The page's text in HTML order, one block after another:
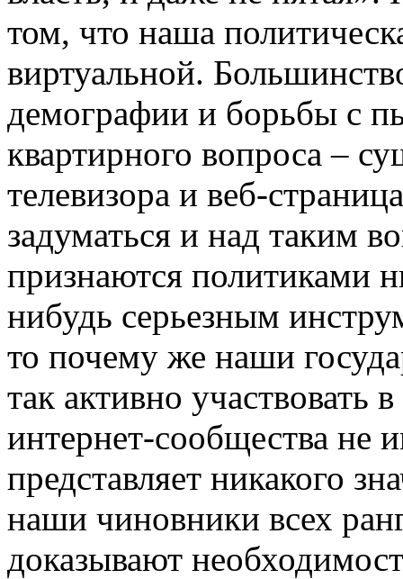
том, что наша
виртуальной.
демографии и борьбы с
квартирного вопроса –
телевизора и веб-
задуматься и над таким
признаются политиками
нибудь серьезным
то почему же наши
так активно участвовать
интернет-сообщества не
представляет никакого
наши чиновники всех
доказывают